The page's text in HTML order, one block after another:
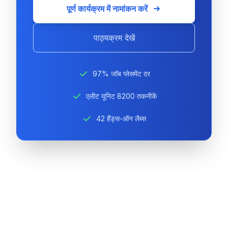
पूर्ण कार्यक्रम में नामांकन करें
पाठ्यक्रम देखें
97% जॉब प्लेसमेंट दर
एलीट यूनिट 8200 तकनीकें
42 हैंड्स-ऑन लैब्स